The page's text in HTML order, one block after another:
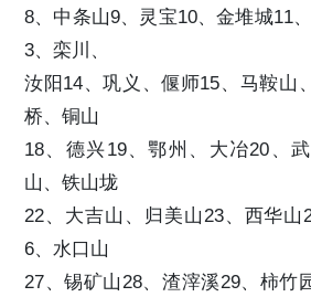
8、中条山9、灵宝10、金堆城11
3、栾川、
汝阳14、巩义、偃师15、马鞍山
桥、铜山
18、德兴19、鄂州、大冶20、
山、铁山垅
22、大吉山、归美山23、西华
6、水口山
27、锡矿山28、渣滓溪29、柿竹